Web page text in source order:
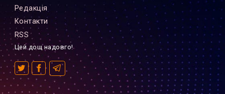
Редакцiя
Контакти
RSS
Цей дощ надовго!